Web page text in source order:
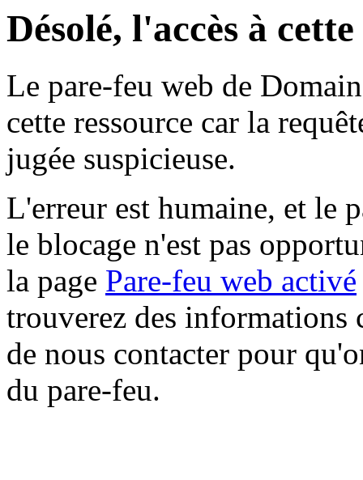
Désolé, l'accès à
Le pare-feu web de
cette ressource car la
jugée suspicieuse.
L'erreur est humaine, et le
le blocage n'est pas
la page Pare-feu web activé
trouverez des informations
de nous contacter pour
du pare-feu.